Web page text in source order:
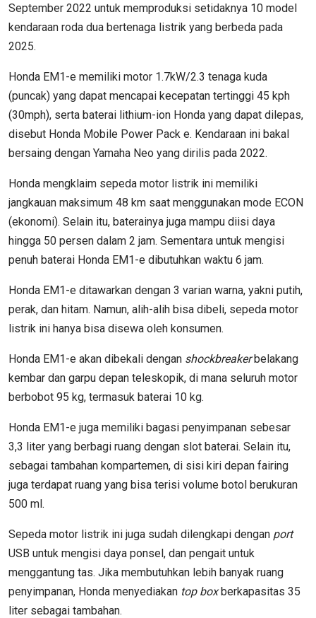
September 2022 untuk memproduksi setidaknya 10 model
kendaraan roda dua bertenaga listrik yang berbeda pada
2025.
Honda EM1-e memiliki motor 1.7kW/2.3 tenaga kuda
(puncak) yang dapat mencapai kecepatan tertinggi 45 kph
(30mph), serta baterai lithium-ion Honda yang dapat dilepas,
disebut Honda Mobile Power Pack e. Kendaraan ini bakal
bersaing dengan Yamaha Neo yang dirilis pada 2022.
Honda mengklaim sepeda motor listrik ini memiliki
jangkauan maksimum 48 km saat menggunakan mode ECON
(ekonomi). Selain itu, baterainya juga mampu diisi daya
hingga 50 persen dalam 2 jam. Sementara untuk mengisi
penuh baterai Honda EM1-e dibutuhkan waktu 6 jam.
Honda EM1-e ditawarkan dengan 3 varian warna, yakni putih,
perak, dan hitam. Namun, alih-alih bisa dibeli, sepeda motor
listrik ini hanya bisa disewa oleh konsumen.
Honda EM1-e akan dibekali dengan shockbreakerbelakang
kembar dan garpu depan teleskopik, di mana seluruh motor
berbobot 95 kg, termasuk baterai 10 kg.
Honda EM1-e juga memiliki bagasi penyimpanan sebesar
3,3 liter yang berbagi ruang dengan slot baterai. Selain itu,
sebagai tambahan kompartemen, di sisi kiri depan fairing
juga terdapat ruang yang bisa terisi volume botol berukuran
500 ml.
Sepeda motor listrik ini juga sudah dilengkapi dengan port
USB untuk mengisi daya ponsel, dan pengait untuk
menggantung tas. Jika membutuhkan lebih banyak ruang
penyimpanan, Honda menyediakan top boxberkapasitas 35
liter sebagai tambahan.